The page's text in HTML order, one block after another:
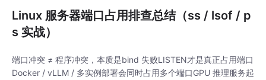
Linux 服务器端口占用排查总结（ss / lsof / p
s 实战）
端口冲突 ≠ 程序冲突，本质是bind 失败LISTEN才是真正占用端口
Docker / vLLM / 多实例部署会同时占用多个端口GPU 推理服务起